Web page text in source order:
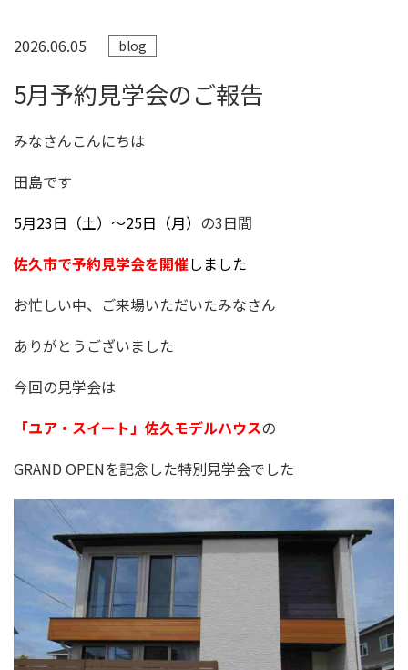
2026.06.05 blog
5月予約見学会のご報告
みなさんこんにちは
田島です
5月23日（土）～25日（月） の3日間
佐久市で予約見学会を開催しました
お忙しい中、ご来場いただいたみなさん
ありがとうございました
今回の見学会は
「ユア・スイート」佐久モデルハウスの
GRAND OPENを記念した特別見学会でした